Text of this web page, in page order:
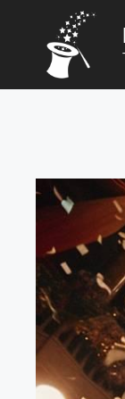
contenido